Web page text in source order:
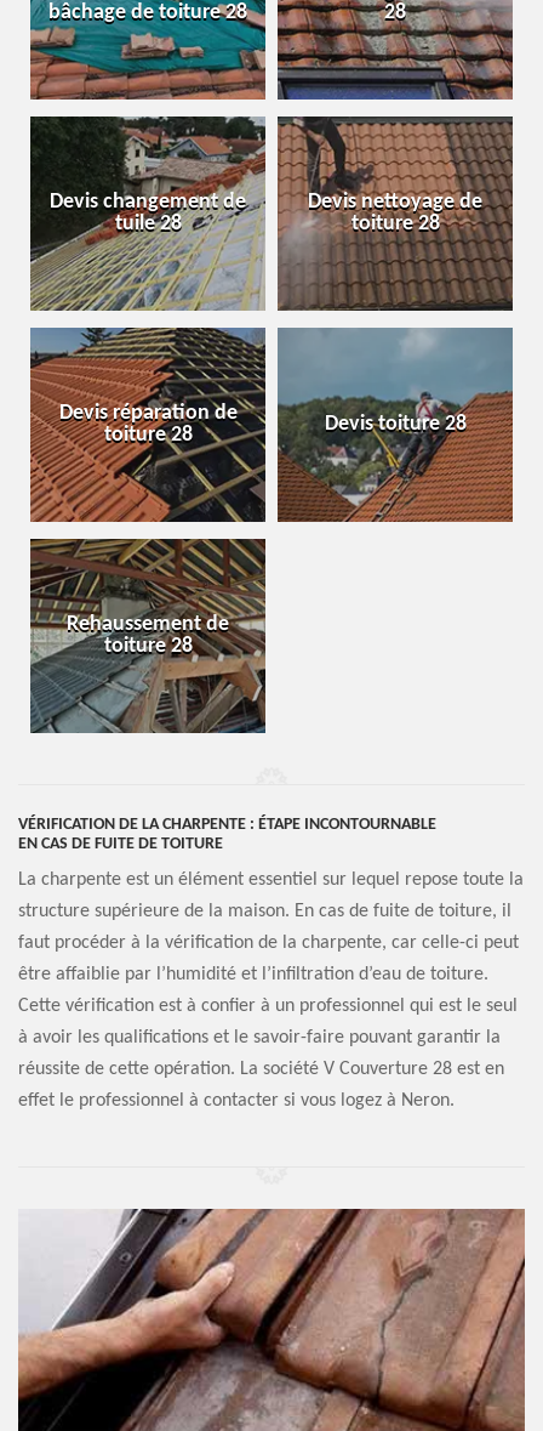
bâchage de toiture 28
28
Devis changement de
tuile 28
Devis nettoyage de
toiture 28
Devis réparation de
toiture 28
Devis toiture 28
Rehaussement de
toiture 28
VÉRIFICATION DE LA CHARPENTE : ÉTAPE INCONTOURNABLE
EN CAS DE FUITE DE TOITURE
La charpente est un élément essentiel sur lequel repose toute la
structure supérieure de la maison. En cas de fuite de toiture, il
faut procéder à la vérification de la charpente, car celle-ci peut
être affaiblie par l’humidité et l’infiltration d’eau de toiture.
Cette vérification est à confier à un professionnel qui est le seul
à avoir les qualifications et le savoir-faire pouvant garantir la
réussite de cette opération. La société V Couverture 28 est en
effet le professionnel à contacter si vous logez à Neron.